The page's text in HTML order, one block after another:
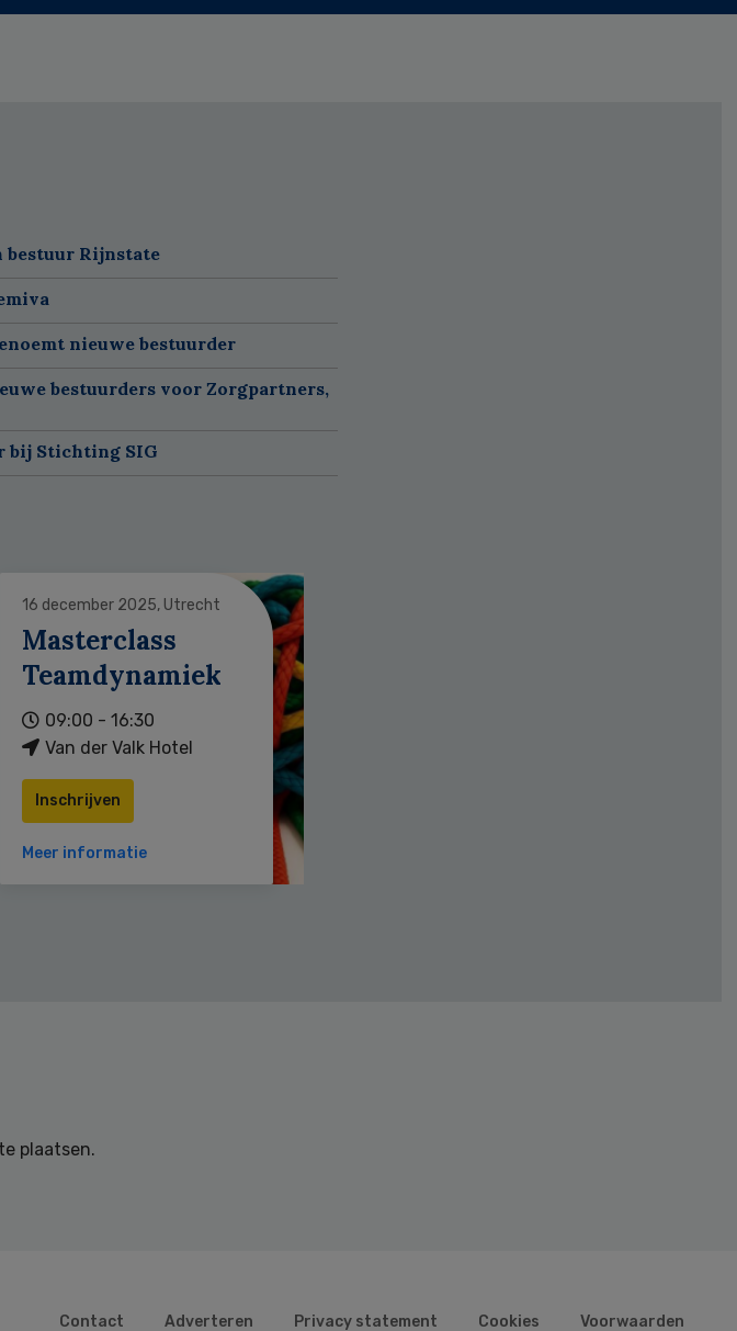
bestuur Rijnstate
nieuwe bestuurder
bestuurders voor Zorgpartners,
bij Stichting SIG
16 december 2025, Utrecht
Masterclass
Teamdynamiek
09:00 - 16:30
Van der Valk Hotel
Inschrijven
Meer informatie
plaatsen.
Contact Adverteren Privacy statement Cookies Voorwaarden